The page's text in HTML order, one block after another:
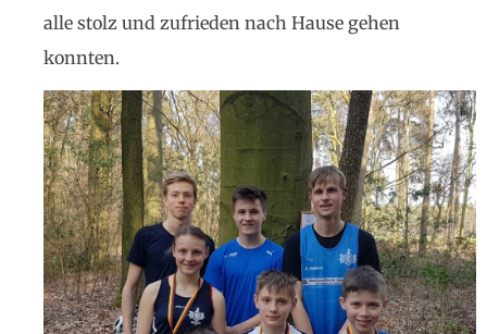
alle stolz und zufrieden nach Hause gehen
konnten.